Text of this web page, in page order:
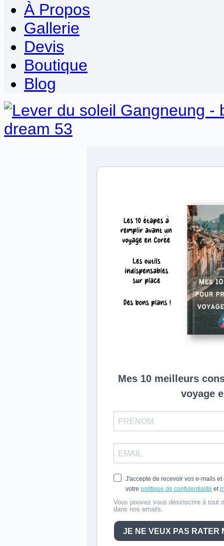
À Propos
Gallerie
Devis
Boutique
Blog